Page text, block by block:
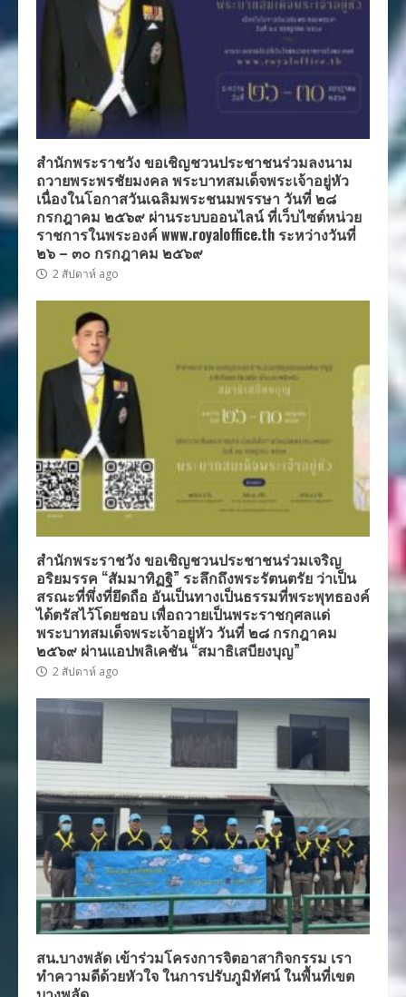
สำนักพระราชวัง ขอเชิญชวนประชาชนร่วมลงนาม
ถวายพระพรชัยมงคล พระบาทสมเด็จพระเจ้าอยู่หัว
เนื่องในโอกาสวันเฉลิมพระชนมพรรษา วันที่ ๒๘
กรกฎาคม ๒๕๖๙ ผ่านระบบออนไลน์ ที่เว็บไซต์หน่วย
ราชการในพระองค์ www.royaloffice.th ระหว่างวันที่
๒๖ – ๓๐ กรกฎาคม ๒๕๖๙
2 สัปดาห์ ago
สำนักพระราชวัง ขอเชิญชวนประชาชนร่วมเจริญ
อริยมรรค “สัมมาทิฏฐิ” ระลึกถึงพระรัตนตรัย ว่าเป็น
สรณะที่พึ่งที่ยึดถือ อันเป็นทางเป็นธรรมที่พระพุทธองค์
ได้ตรัสไว้โดยชอบ เพื่อถวายเป็นพระราชกุศลแด่
พระบาทสมเด็จพระเจ้าอยู่หัว วันที่ ๒๘ กรกฎาคม
๒๕๖๙ ผ่านแอปพลิเคชัน “สมาธิเสบียงบุญ”
2 สัปดาห์ ago
สน.บางพลัด เข้าร่วมโครงการจิตอาสากิจกรรม เรา
ทำความดีด้วยหัวใจ ในการปรับภูมิทัศน์ ในพื้นที่เขต